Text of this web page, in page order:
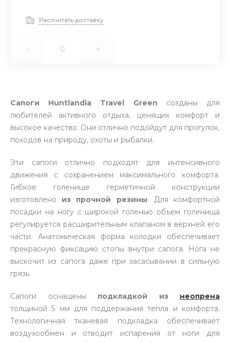
Рассчитать доставку
- +
Сапоги Huntlandia Travel Green созданы для
любителей активного отдыха, ценящих комфорт и
высокое качество. Они отлично подойдут для прогулок,
походов на природу, охоты и рыбалки.
Эти сапоги отлично подходят для интенсивного
движения с сохранением максимального комфорта.
Гибкое голенище герметичной конструкции
изготовлено из прочной резины. Для комфортной
посадки на ногу с широкой голенью объем голенища
регулируется расширительным клапаном в верхней его
части. Анатомическая форма колодки обеспечивает
прекрасную фиксацию стопы внутри сапога. Нога не
выскочит из сапога даже при засасывании в сильную
грязь.
Сапоги оснащены подкладкой из неопрена
толщиной 5 мм для поддержания тепла и комфорта.
Технологичная тканевая подкладка обеспечивает
воздухообмен и отводит испарения от ноги для